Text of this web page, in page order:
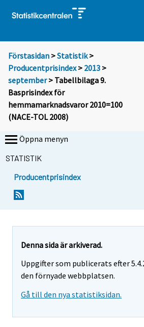
Förstasidan >Statistik >
Producentprisindex> 2013 >
september> Tabellbilaga 9.
Basprisindex för
hemmamarknadsvaror 2010=100
(NACE-TOL 2008)
Öppna menyn
STATISTIK
Producentprisindex
Denna sida är arkiverad.
Uppgifter som publicerats efter
den förnyade webbplatsen.
Gå till den nya statistiksidan.